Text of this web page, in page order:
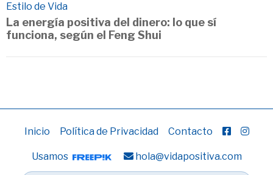
Estilo de Vida
La energía positiva del dinero: lo que sí
funciona, según el Feng Shui
Inicio Política de Privacidad Contacto
Usamos hola@vidapositiva.com